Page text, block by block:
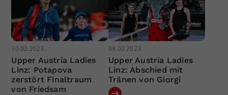
10.02.2023
Upper Austria Ladies
Linz: Potapova
zerstört Finaltraum
von Friedsam
09.02.2023
Upper Austria Ladies
Linz: Abschied mit
Tränen von Giorgi